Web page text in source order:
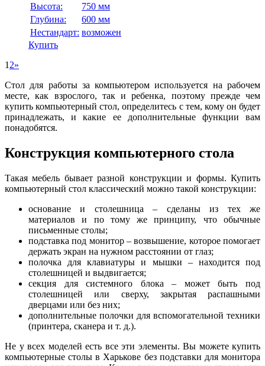
Высота:
750 мм
Глубина:
600 мм
Нестандарт: возможен
Купить
1 2»
Стол для работы за компьютером используется на рабочем
месте, как взрослого, так и ребенка, поэтому прежде чем
купить компьютерный стол, определитесь с тем, кому он будет
принадлежать, и какие ее дополнительные функции вам
понадобятся.
Конструкция компьютерного стола
Такая мебель бывает разной конструкции и формы. Купить
компьютерный стол классический можно такой конструкции:
основание и столешница – сделаны из тех же
материалов и по тому же принципу, что обычные
письменные столы;
подставка под монитор – возвышение, которое помогает
держать экран на нужном расстоянии от глаз;
полочка для клавиатуры и мышки – находится под
столешницей и выдвигается;
секция для системного блока – может быть под
столешницей или сверху, закрытая распашными
дверцами или без них;
дополнительные полочки для вспомогательной техники
(принтера, сканера и т. д.).
Не у всех моделей есть все эти элементы. Вы можете купить
компьютерные столы в Харькове без подставки для монитора